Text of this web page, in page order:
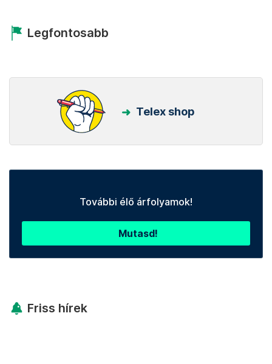
Legfontosabb
Telex shop
További élő árfolyamok!
Mutasd!
Friss hírek